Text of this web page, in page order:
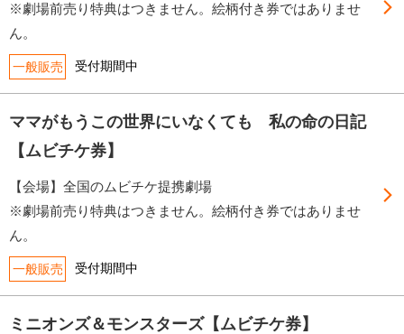
※劇場前売り特典はつきません。絵柄付き券ではありませ
ん。
一般販売 受付期間中
ママがもうこの世界にいなくても 私の命の日記
【ムビチケ券】
【会場】全国のムビチケ提携劇場
※劇場前売り特典はつきません。絵柄付き券ではありませ
ん。
一般販売 受付期間中
ミニオンズ＆モンスターズ【ムビチケ券】